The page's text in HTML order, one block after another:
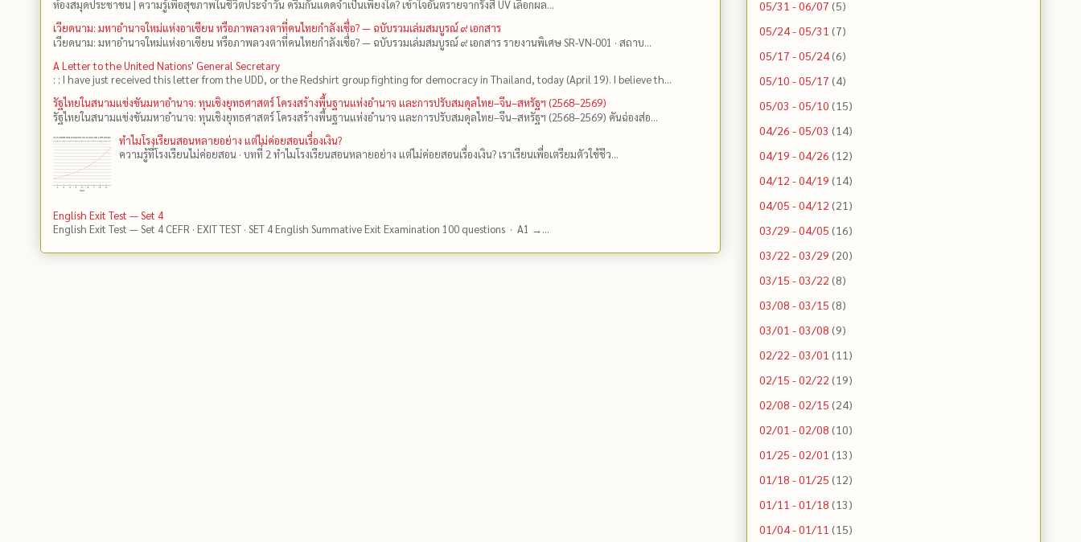
ห้องสมุดประชาชน | ความรู้เพื่อสุขภาพในชีวิตประจำวัน ครีมกันแดดจำเป็นเพียงใด? เข้าใจอันตรายจากรังสี UV เลือกผล...
เวียดนาม: มหาอำนาจใหม่แห่งอาเซียน หรือภาพลวงตาที่คนไทยกำลังเชื่อ? — ฉบับรวมเล่มสมบูรณ์ ๙ เอกสาร
เวียดนาม: มหาอำนาจใหม่แห่งอาเซียน หรือภาพลวงตาที่คนไทยกำลังเชื่อ? — ฉบับรวมเล่มสมบูรณ์ ๙ เอกสาร รายงานพิเศษ SR-VN-001 · สถาบ...
A Letter to the United Nations' General Secretary
: : I have just received this letter from the UDD, or the Redshirt group fighting for democracy in Thailand, today (April 19). I believe th...
รัฐไทยในสนามแข่งขันมหาอำนาจ: ทุนเชิงยุทธศาสตร์ โครงสร้างพื้นฐานแห่งอำนาจ และการปรับสมดุลไทย–จีน–สหรัฐฯ (2568–2569)
รัฐไทยในสนามแข่งขันมหาอำนาจ: ทุนเชิงยุทธศาสตร์ โครงสร้างพื้นฐานแห่งอำนาจ และการปรับสมดุลไทย–จีน–สหรัฐฯ (2568–2569) คันฉ่องส่อ...
ทำไมโรงเรียนสอนหลายอย่าง แต่ไม่ค่อยสอนเรื่องเงิน?
ความรู้ที่โรงเรียนไม่ค่อยสอน · บทที่ 2 ทำไมโรงเรียนสอนหลายอย่าง แต่ไม่ค่อยสอนเรื่องเงิน? เราเรียนเพื่อเตรียมตัวใช้ชีว...
English Exit Test — Set 4
English Exit Test — Set 4 CEFR · EXIT TEST · SET 4 English Summative Exit Examination 100 questions · A1 →...
05/31 - 06/07 (5)
05/24 - 05/31 (7)
05/17 - 05/24(6)
05/10 - 05/17 (4)
05/03 - 05/10 (15)
04/26 - 05/03 (14)
04/19 - 04/26 (12)
04/12 - 04/19 (14)
04/05 - 04/12 (21)
03/29 - 04/05 (16)
03/22 - 03/29 (20)
03/15 - 03/22 (8)
03/08 - 03/15 (8)
03/01 - 03/08 (9)
02/22 - 03/01 (11)
02/15 - 02/22 (19)
02/08 - 02/15 (24)
02/01 - 02/08 (10)
01/25 - 02/01 (13)
01/18 - 01/25 (12)
01/11 - 01/18 (13)
01/04 - 01/11 (15)